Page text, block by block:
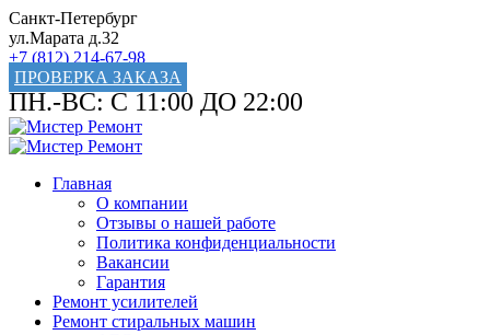
Санкт-Петербург
ул.Марата д.32
+7 (812) 214-67-98
ПРОВЕРКА ЗАКАЗА
ПН.-ВС: С 11:00 ДО 22:00
Главная
О компании
Отзывы о нашей работе
Политика конфиденциальности
Вакансии
Гарантия
Ремонт усилителей
Ремонт стиральных машин